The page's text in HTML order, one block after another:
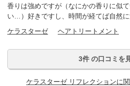
香りは強めですが（なにかの香りに似
い…）好きですし、時間が経てば自然に
ケラスターゼ
ヘアトリートメント
3件 の口コミを
ケラスターゼ リフレクションに